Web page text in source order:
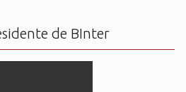
de BInter